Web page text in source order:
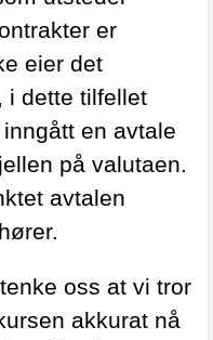
er
eier det
i dette tilfellet
en avtale
på valutaen.
avtalen
oss at vi tror
akkurat nå